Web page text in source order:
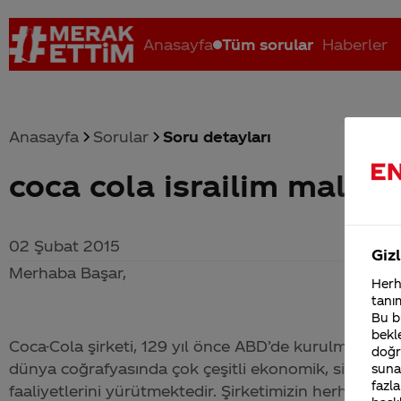
Anasayfa Tüm sorular Haberler
Coca-Cola nerenin malı? Coca cola İsrail malı mı Yani ...
Anasayfa Sorular Soru detayları
coca cola israilim malımı
02 Şubat 2015
Merhaba Başar,
Coca-Cola şirketi, 129 yıl önce ABD’de kurulmuş
dünya coğrafyasında çok çeşitli ekonomik, siyasi
faaliyetlerini yürütmektedir. Şirketimizin herhangi
Bu